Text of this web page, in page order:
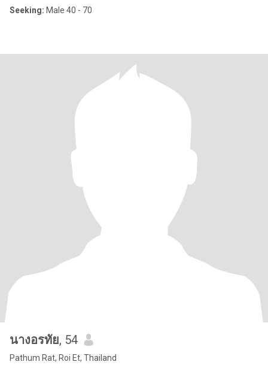
Seeking: Male 40 - 70
นางอรทัย, 54
Pathum Rat, Roi Et, Thailand